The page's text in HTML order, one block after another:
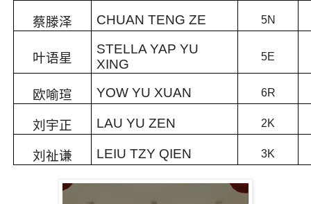
蔡滕泽 CHUAN TENG ZE 5N
叶语星
STELLA YAP YU
XING
5E
欧喻瑄 YOW YU XUAN 6R
刘宇正 LAU YU ZEN 2K
刘祉谦 LEIU TZY QIEN 3K